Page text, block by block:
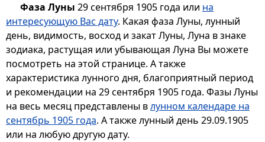
Фаза Луны 29 сентября 1905 года или на
интересующую Вас дату. Какая фаза Луны, лунный
день, видимость, восход и закат Луны, Луна в знаке
зодиака, растущая или убывающая Луна Вы можете
посмотреть на этой странице. А также
характеристика лунного дня, благоприятный период
и рекомендации на 29 сентября 1905 года. Фазы Луны
на весь месяц представлены влунном календаре на
сентябрь 1905 года. А также лунный день 29.09.1905
или на любую другую дату.